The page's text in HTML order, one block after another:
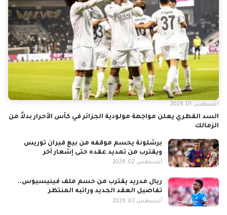
السد القطري يعلن مواجهة مولودية الجزائر في كأس الأحرار بدلاً من
الزمالك
أغسطس 01, 2026
برشلونة يحسم موقفه من بيع فيران توريس
ويقترب من تمديد عقده حتى إشعار آخر
أغسطس 02, 2026
ريال مدريد يقترب من حسم ملف فينيسيوس..
تفاصيل العقد الجديد وراتبه المنتظر
أغسطس 03, 2026